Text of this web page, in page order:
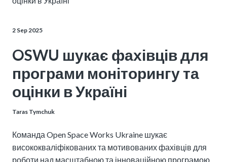
2 Sep 2025
OSWU шукає фахівців для
програми моніторингу та
оцінки в Україні
Taras Tymchuk
Команда Open Space Works Ukraine шукає
висококваліфікованих та мотивованих фахівців для
роботи над масштабною та інноваційною програмою